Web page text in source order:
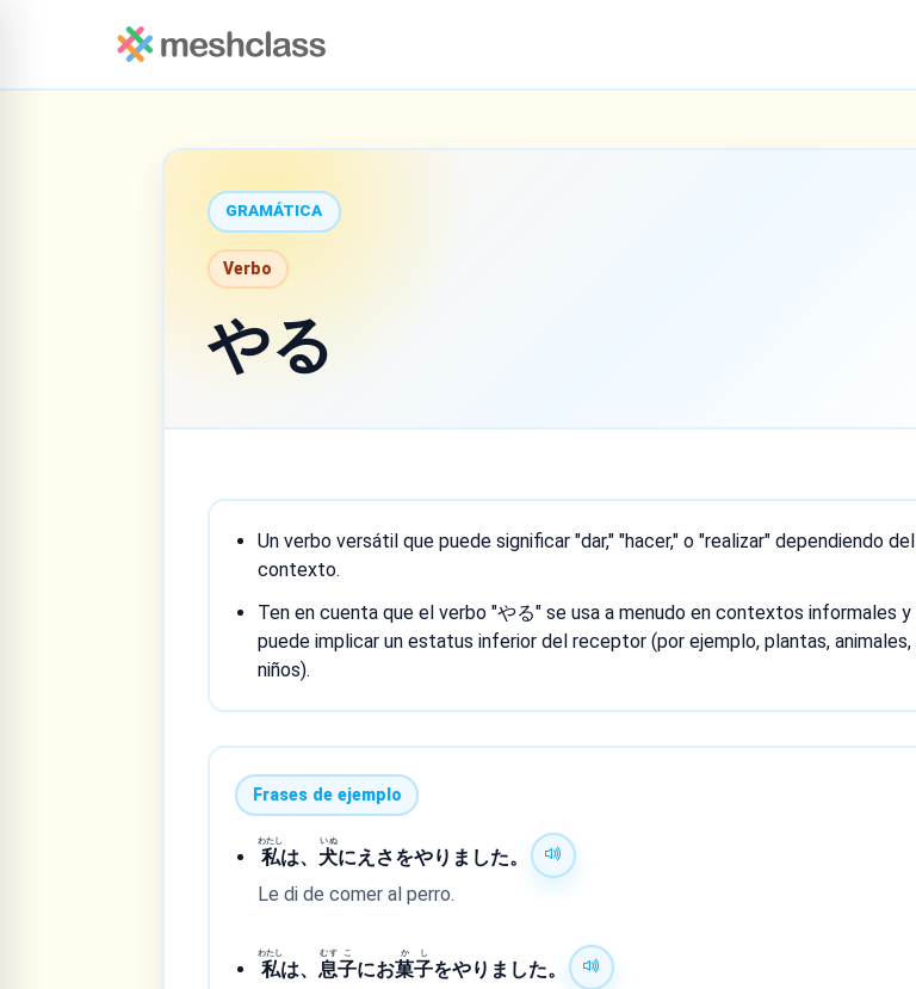
GRAMÁTICA
Verbo
やる
Un verbo versátil que puede significar "dar," "hacer," o "realizar" dependiendo del
contexto.
Ten en cuenta que el verbo "やる" se usa a menudo en contextos informales y
puede implicar un estatus inferior del receptor (por ejemplo, plantas, animales,
niños).
Frases de ejemplo
私
わたし
は、 犬
いぬ
にえさをやりました。
Le di de comer al perro.
私
わたし
は、息
むす
子
こ
にお菓
か
子
し
をやりました。